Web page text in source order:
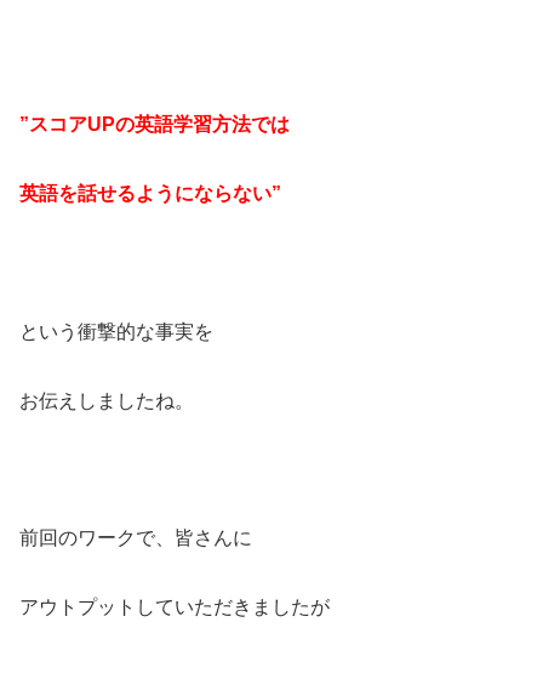
”スコアUPの英語学習方法では
英語を話せるようにならない”
という衝撃的な事実を
お伝えしましたね。
前回のワークで、皆さんに
アウトプットしていただきましたが